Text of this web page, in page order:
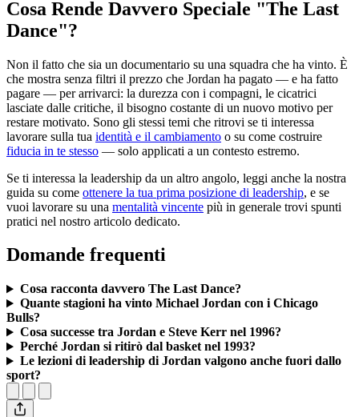
Cosa Rende Davvero Speciale "The Last
Dance"?
Non il fatto che sia un documentario su una squadra che ha vinto. È
che mostra senza filtri il prezzo che Jordan ha pagato — e ha fatto
pagare — per arrivarci: la durezza con i compagni, le cicatrici
lasciate dalle critiche, il bisogno costante di un nuovo motivo per
restare motivato. Sono gli stessi temi che ritrovi se ti interessa
lavorare sulla tua identità e il cambiamento o su come costruire
fiducia in te stesso — solo applicati a un contesto estremo.
Se ti interessa la leadership da un altro angolo, leggi anche la nostra
guida su come ottenere la tua prima posizione di leadership, e se
vuoi lavorare su una mentalità vincente più in generale trovi spunti
pratici nel nostro articolo dedicato.
Domande frequenti
Cosa racconta davvero The Last Dance?
Quante stagioni ha vinto Michael Jordan con i Chicago
Bulls?
Cosa successe tra Jordan e Steve Kerr nel 1996?
Perché Jordan si ritirò dal basket nel 1993?
Le lezioni di leadership di Jordan valgono anche fuori dallo
sport?